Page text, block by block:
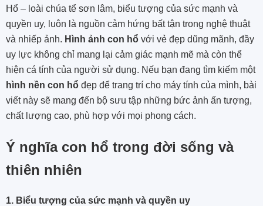
Hổ – loài chúa tể sơn lâm, biểu tượng của sức mạnh và
quyền uy, luôn là nguồn cảm hứng bất tận trong nghệ thuật
và nhiếp ảnh. Hình ảnh con hổ với vẻ đẹp dũng mãnh, đầy
uy lực không chỉ mang lại cảm giác mạnh mẽ mà còn thể
hiện cá tính của người sử dụng. Nếu bạn đang tìm kiếm một
hình nền con hổ đẹp để trang trí cho máy tính của mình, bài
viết này sẽ mang đến bộ sưu tập những bức ảnh ấn tượng,
chất lượng cao, phù hợp với mọi phong cách.
Ý nghĩa con hổ trong đời sống và
thiên nhiên
1. Biểu tượng của sức mạnh và quyền uy